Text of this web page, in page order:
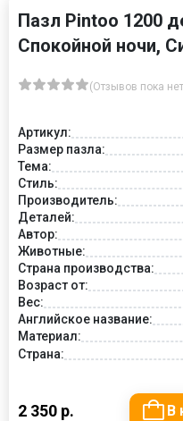
Пазл Pintoo 1200
Спокойной ночи,
(Отзывов пока
Артикул:
Размер пазла:
Тема:
Стиль:
Производитель:
Деталей:
Автор:
Животные:
Страна производства:
Возраст от:
Вес:
Английское название:
Материал:
Страна:
2 350 р. В